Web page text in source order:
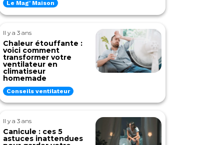
Le Mag' Maison
Il y a 3 ans
Chaleur étouffante :
voici comment
transformer votre
ventilateur en
climatiseur
homemade
Conseils ventilateur
Il y a 3 ans
Canicule : ces 5
astuces inattendues